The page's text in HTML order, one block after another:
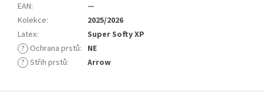
EAN:
—
Kolekce:
2025/2026
Latex:
Super Softy XP
? Ochrana prstů: NE
? Střih prstů: Arrow